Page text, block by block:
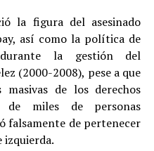
la figura del asesinado
así como la política de
durante la gestión del
(2000-2008), pese a que
de los derechos
miles de personas
falsamente de pertenecer
izquierda.